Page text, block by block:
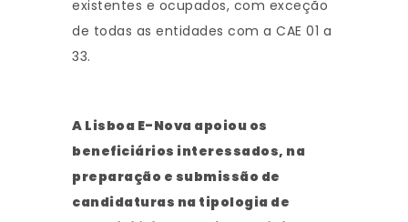
existentes e ocupados, com exceção
de todas as entidades com a CAE 01 a
33.
A Lisboa E-Nova apoiou os
beneficiários interessados, na
preparação e submissão de
candidaturas na tipologia de